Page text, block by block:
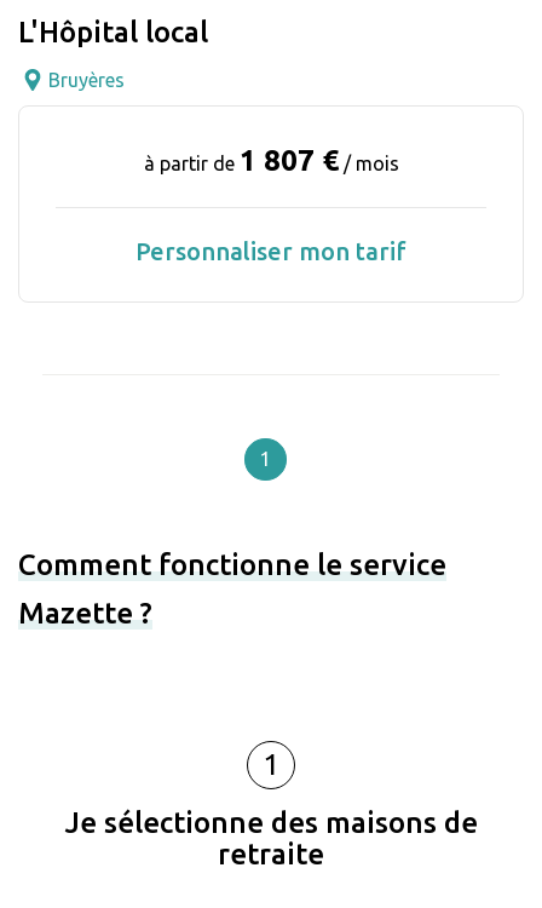
L'Hôpital local
Bruyères
à partir de 1 807 € / mois
Personnaliser mon tarif
1
Comment fonctionne le service
Mazette ?
1
Je sélectionne des maisons de
retraite